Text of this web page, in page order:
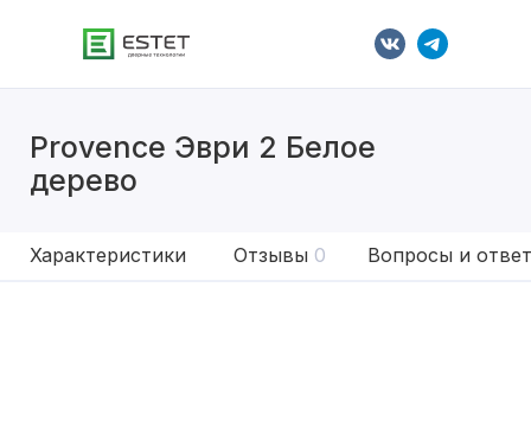
Provence Эври 2 Белое
дерево
Характеристики Отзывы 0 Вопросы и